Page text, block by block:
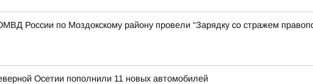
России по Моздокскому району провели “Зарядку со стражем
Осетии пополнили 11 новых автомобилей